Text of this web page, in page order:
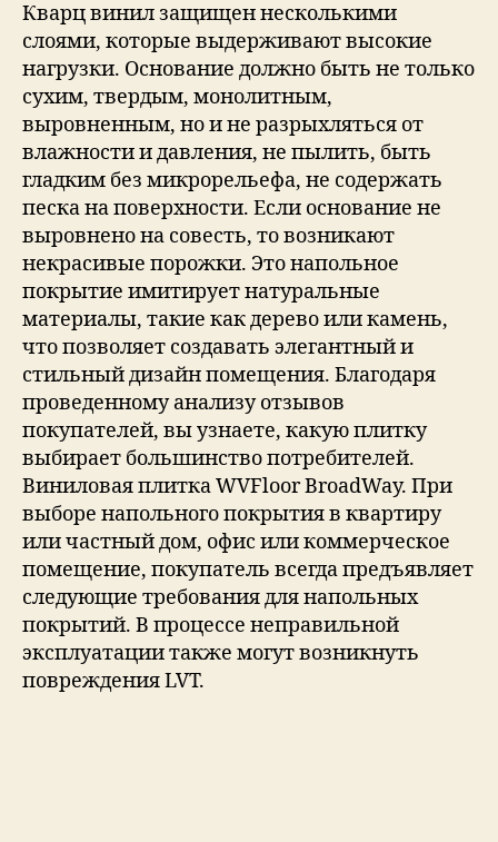
Кварц винил защищен несколькими
слоями, которые выдерживают высокие
нагрузки. Основание должно быть не только
сухим, твердым, монолитным,
выровненным, но и не разрыхляться от
влажности и давления, не пылить, быть
гладким без микрорельефа, не содержать
песка на поверхности. Если основание не
выровнено на совесть, то возникают
некрасивые порожки. Это напольное
покрытие имитирует натуральные
материалы, такие как дерево или камень,
что позволяет создавать элегантный и
стильный дизайн помещения. Благодаря
проведенному анализу отзывов
покупателей, вы узнаете, какую плитку
выбирает большинство потребителей.
Виниловая плитка WVFloor BroadWay. При
выборе напольного покрытия в квартиру
или частный дом, офис или коммерческое
помещение, покупатель всегда предъявляет
следующие требования для напольных
покрытий. В процессе неправильной
эксплуатации также могут возникнуть
повреждения LVT.